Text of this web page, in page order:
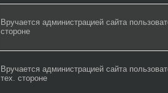
Вручается администрацией сайта
стороне
Вручается администрацией сайта
тех. стороне